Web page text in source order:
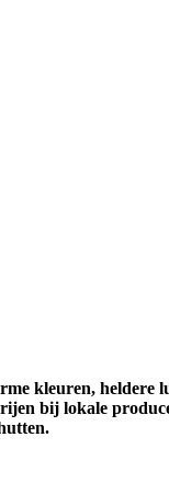
kleuren, heldere
bij lokale